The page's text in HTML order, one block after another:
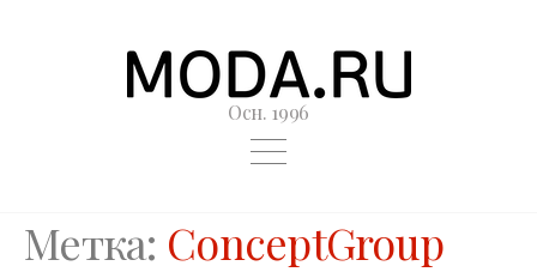
Осн. 1996
Метка: ConceptGroup